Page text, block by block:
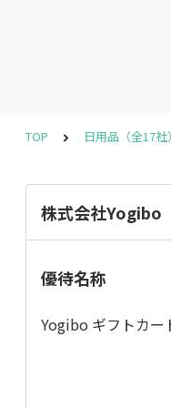
TOP 日用品（全17社）
株式会社Yogibo
優待名称
Yogibo ギフトカ